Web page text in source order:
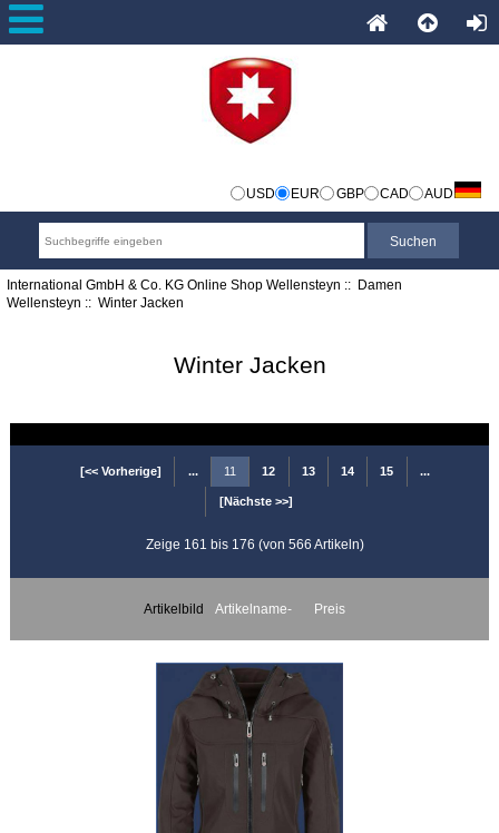
USD EUR GBP CAD AUD
International GmbH & Co. KG Online Shop Wellensteyn :: Damen
Wellensteyn :: Winter Jacken
Winter Jacken
[<< Vorherige] ... 11 12 13 14 15 ...
[Nächste >>]
Zeige 161 bis 176 (von 566 Artikeln)
Artikelbild Artikelname- Preis